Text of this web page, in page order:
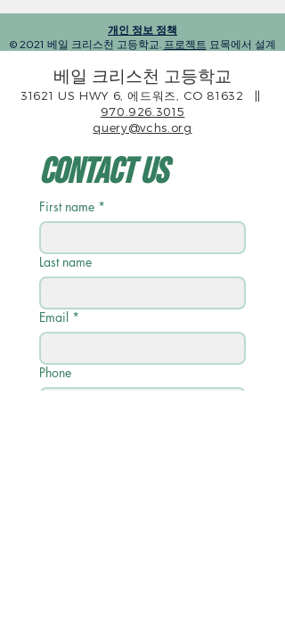
개인 정보 정책
© 2021 베일 크리스천 고등학교. 프로젝트 묘목에서 설계
베일 크리스천 고등학교
31621 US HWY 6, 에드워즈, CO 81632
||
970.926.3015
query@vchs.org
Contact Us
First name *
Last name
Email *
Phone